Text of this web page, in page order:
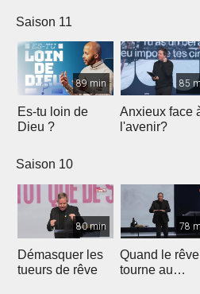
Saison 11
89 min
Es-tu loin de
Dieu ?
85
Anxieux face
l'avenir?
Saison 10
80 min
Démasquer les
tueurs de rêve
78
Quand le rêve
tourne au